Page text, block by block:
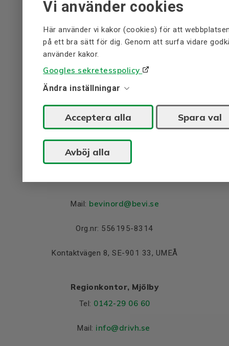
Vi använder cookies
Här använder vi kakor (cookies) för att
på ett bra sätt för dig. Genom att surfa vidare
använder kakor.
Googles sekretesspolicy
Ändra inställningar
Acceptera alla Spara val
Avböj alla
Huvudkontor
Tel:0499-271 00
Org.nr: 556195-8314
Bevivägen 1, 384 30, BLOMSTERMÅLA
Regionkontor, Umeå
Mail: bevinord@bevi.se
Org.nr: 556195-8314
Kontaktvägen 8, SE-901 33, UMEÅ
Regionkontor, Mjölby
Tel: 0142-29 06 60
Mail: info@drivh.se